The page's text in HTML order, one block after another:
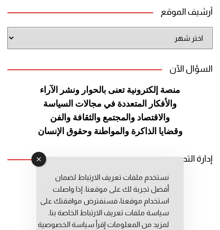
أرشيف الموقع
الموقع
السؤال الآن
منصة إلكترونية تعنى بالحوار ونشر الآراء
والأفكار المتعددة في مجالات السياسة
والاقتصاد والمجتمع والثقافة والفن
وقضايا الذاكرة والمواطنة وحقوق الإنسان
إدارة التحرير
رئيس التحرير: عبد الرحيم التوراني
رئيس التحرير المساعد: المعطي قبال
مديرة التحرير: فاطمة حوحو
نستخدم ملفات تعريف الارتباط لضمان
أفضل تجربة لك على موقعنا. إذا واصلت
استخدام موقعنا، فسنفترض موافقتك على
سياسة ملفات تعريف الارتباط الخاصة بنا.
لمزيد من المعلومات إقرأ سياسة الخصوصية